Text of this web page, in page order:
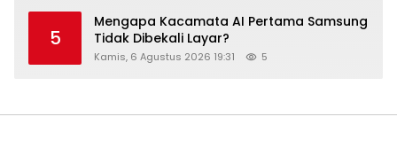
5
Mengapa Kacamata AI Pertama Samsung
Tidak Dibekali Layar?
Kamis, 6 Agustus 2026 19:31 5